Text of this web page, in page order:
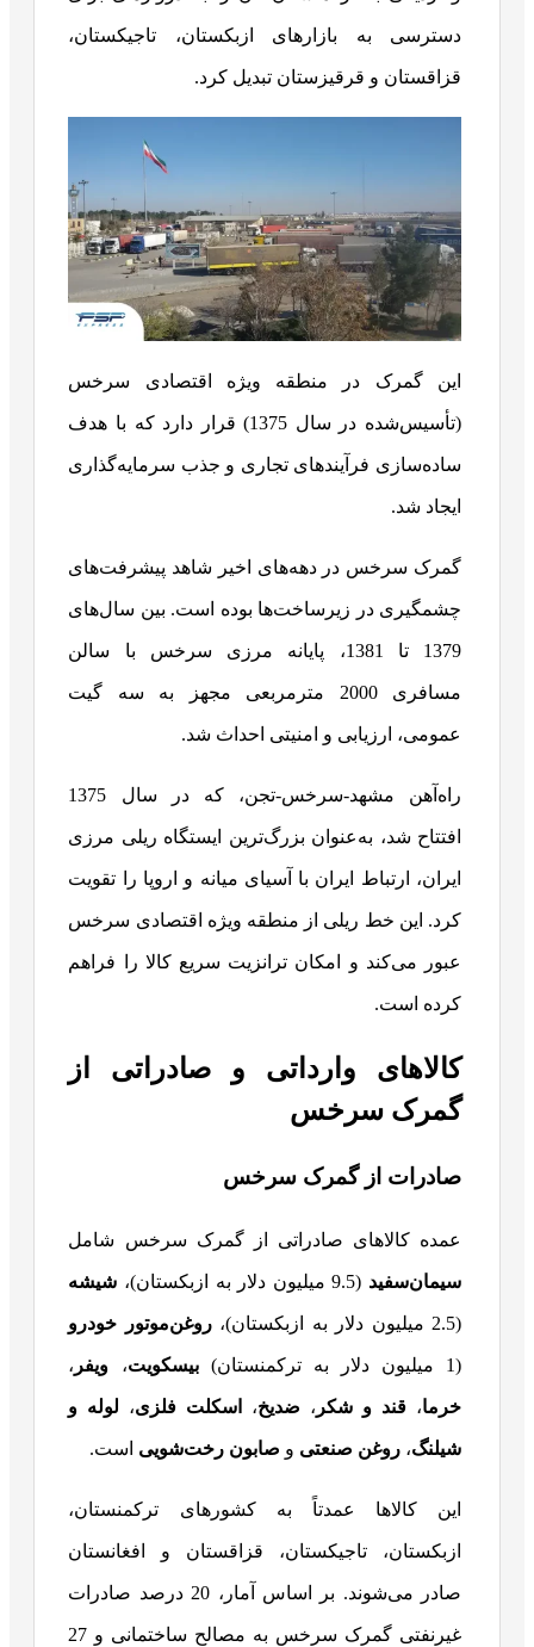
دسترسی به بازارهای ازبکستان، تاجیکستان،
قزاقستان و قرقیزستان تبدیل کرد.
این گمرک در منطقه ویژه اقتصادی سرخس
(تأسیس‌شده در سال 1375) قرار دارد که با هدف
ساده‌سازی فرآیندهای تجاری و جذب سرمایه‌گذاری
ایجاد شد.
گمرک سرخس در دهه‌های اخیر شاهد پیشرفت‌های
چشمگیری در زیرساخت‌ها بوده است. بین سال‌های
1379 تا 1381، پایانه مرزی سرخس با سالن
مسافری 2000 مترمربعی مجهز به سه گیت
عمومی، ارزیابی و امنیتی احداث شد.
راه‌آهن مشهد-سرخس-تجن، که در سال 1375
افتتاح شد، به‌عنوان بزرگ‌ترین ایستگاه ریلی مرزی
ایران، ارتباط ایران با آسیای میانه و اروپا را تقویت
کرد. این خط ریلی از منطقه ویژه اقتصادی سرخس
عبور می‌کند و امکان ترانزیت سریع کالا را فراهم
کرده است.
کالاهای وارداتی و صادراتی از
گمرک سرخس
صادرات از گمرک سرخس
عمده کالاهای صادراتی از گمرک سرخس شامل
سیمان‌سفید (9.5 میلیون دلار به ازبکستان)، شیشه
(2.5 میلیون دلار به ازبکستان)، روغن‌موتور خودرو
(1 میلیون دلار به ترکمنستان) بیسکویت، ویفر ،
خرما، قند و شکر ، ضدیخ، اسکلت فلزی، لوله و
شیلنگ، روغن صنعتی و صابون رخت‌شویی است.
این کالاها عمدتاً به کشورهای ترکمنستان،
ازبکستان، تاجیکستان، قزاقستان و افغانستان
صادر می‌شوند. بر اساس آمار، 20 درصد صادرات
غیرنفتی گمرک سرخس به مصالح ساختمانی و 27